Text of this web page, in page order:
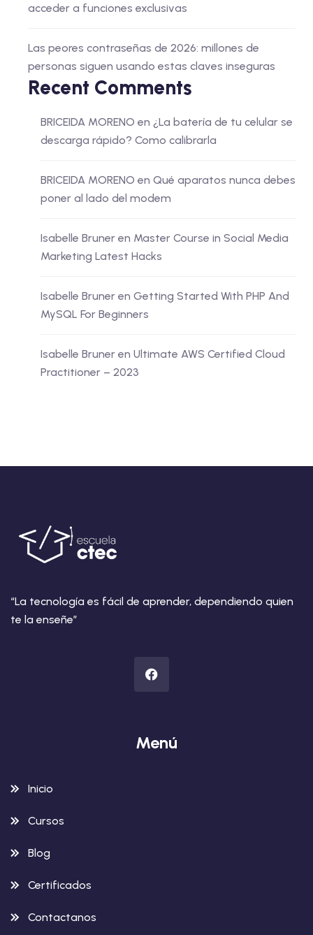
acceder a funciones exclusivas
Las peores contraseñas de 2026: millones de
personas siguen usando estas claves inseguras
Recent Comments
BRICEIDA MORENO en ¿La batería de tu celular se
descarga rápido? Como calibrarla
BRICEIDA MORENO en Qué aparatos nunca debes
poner al lado del modem
Isabelle Bruner en Master Course in Social Media
Marketing Latest Hacks
Isabelle Bruner en Getting Started With PHP And
MySQL For Beginners
Isabelle Bruner en Ultimate AWS Certified Cloud
Practitioner – 2023
“La tecnología es fácil de aprender, dependiendo quien
te la enseñe”
Menú
Inicio
Cursos
Blog
Certificados
Contactanos